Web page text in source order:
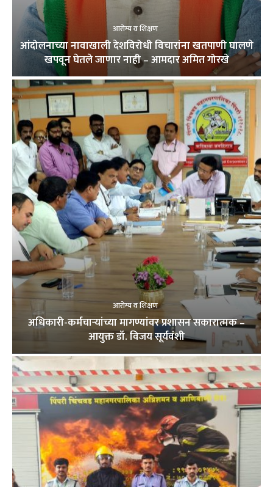
आरोग्य व शिक्षण
आंदोलनाच्या नावाखाली देशविरोधी विचारांना खतपाणी घालणे
खपवून घेतले जाणार नाही – आमदार अमित गोरखे
आरोग्य व शिक्षण
अधिकारी-कर्मचाऱ्यांच्या मागण्यांवर प्रशासन सकारात्मक –
आयुक्त डॉ. विजय सूर्यवंशी